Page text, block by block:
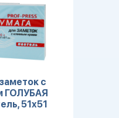
с
ГОЛУБАЯ
51х51